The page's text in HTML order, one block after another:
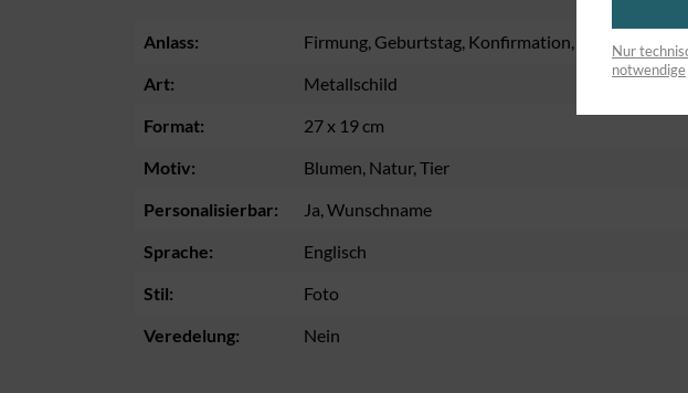
Anlass: Firmung , Geburtstag , Konfirmation , Segnung , Taufe
Art:
Metallschild
Format:
27 x 19 cm
Motiv:
Blumen , Natur, Tier
Personalisierbar:
Ja , Wunschname
Sprache:
Englisch
Stil:
Foto
Veredelung:
Nein
Nur
notwendige